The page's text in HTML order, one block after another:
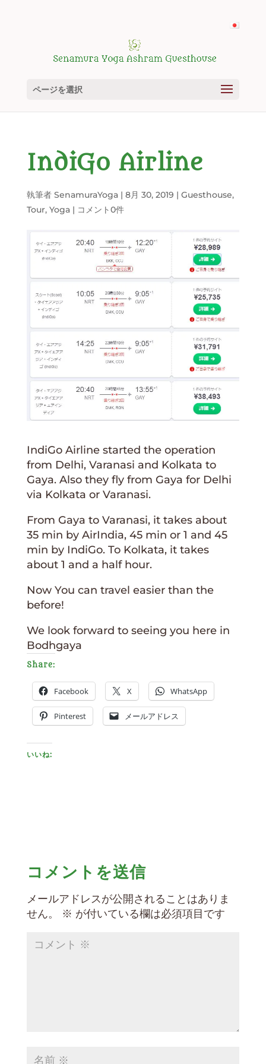
ページを選択
IndiGo Airline
執筆者 SenamuraYoga| 8月 30, 2019 | Guesthouse,
Tour, Yoga| コメント0件
IndiGo Airline started the operation
from Delhi, Varanasi and Kolkata to
Gaya. Also they fly from Gaya for Delhi
via Kolkata or Varanasi.
From Gaya to Varanasi, it takes about
35 min by AirIndia, 45 min or 1 and 45
min by IndiGo. To Kolkata, it takes
about 1 and a half hour.
Now You can travel easier than the
before!
We look forward to seeing you here in
Bodhgaya
Share:
Facebook X WhatsApp
Pinterest メールアドレス
いいね:
コメントを送信
メールアドレスが公開されることはありま
せん。
※ が付いている欄は必須項目です